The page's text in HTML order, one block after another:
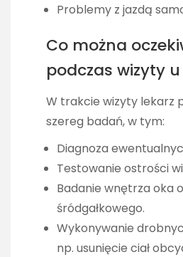
Problemy z jazdą
Co można
podczas wizyty
W trakcie wizyty lekarz
szereg badań, w tym:
Diagnoza
Testowanie ostrości
Badanie wnętrza oka
śródgałkowego.
Wykonywanie
np. usunięcie ciał